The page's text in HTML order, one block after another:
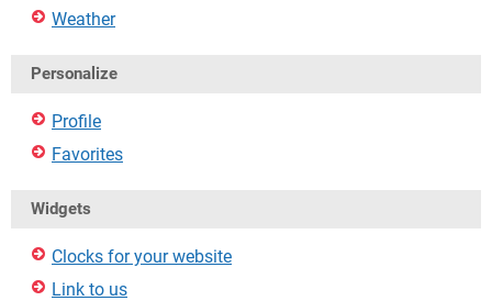
Weather
Personalize
Profile
Favorites
Widgets
Clocks for your website
Link to us